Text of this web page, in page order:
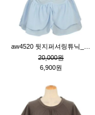
20,000원
6,900원